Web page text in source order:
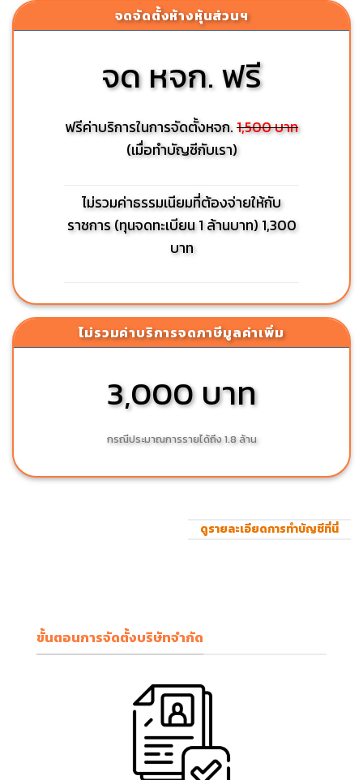
จดจัดตั้งห้างหุ้นส่วนฯ
จด หจก. ฟรี
ฟรีค่าบริการในการจัดตั้งหจก.1,500 บาท
(เมื่อทำบัญชีกับเรา)
ไม่รวมค่าธรรมเนียมที่ต้องจ่ายให้กับ
ราชการ (ทุนจดทะเบียน 1 ล้านบาท) 1,300
บาท
ไม่รวมค่าบริการจดภาษีมูลค่าเพิ่ม
3,000 บาท
กรณีประมาณการรายได้ถึง 1.8 ล้าน
ดูรายละเอียดการทำบัญชีที่นี่
ขั้นตอนการจัดตั้งบริษัทจำกัด